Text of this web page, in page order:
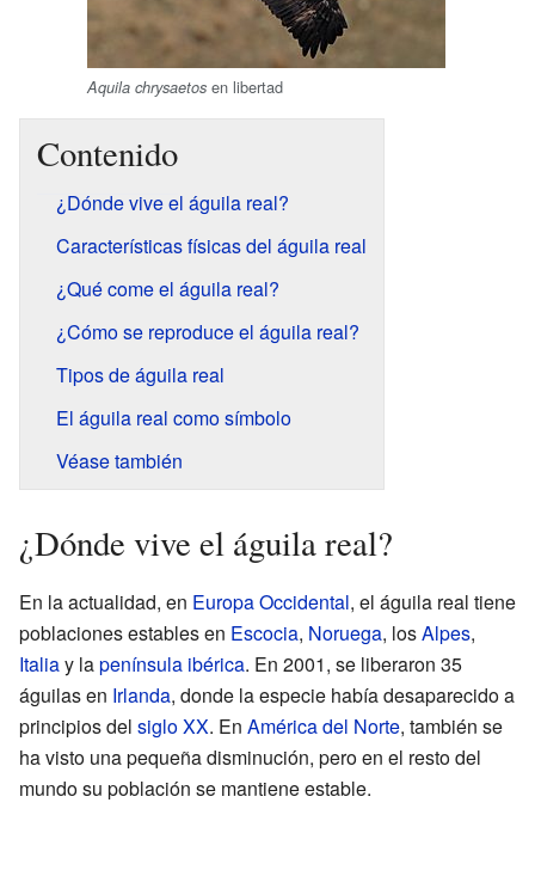
Aquila chrysaetos en libertad
Contenido
¿Dónde vive el águila real?
Características físicas del águila real
¿Qué come el águila real?
¿Cómo se reproduce el águila real?
Tipos de águila real
El águila real como símbolo
Véase también
¿Dónde vive el águila real?
En la actualidad, en Europa Occidental, el águila real tiene
poblaciones estables en Escocia, Noruega, losAlpes,
Italiay lapenínsula ibérica. En 2001, se liberaron 35
águilas en Irlanda, donde la especie había desaparecido a
principios del siglo XX. En América del Norte, también se
ha visto una pequeña disminución, pero en el resto del
mundo su población se mantiene estable.